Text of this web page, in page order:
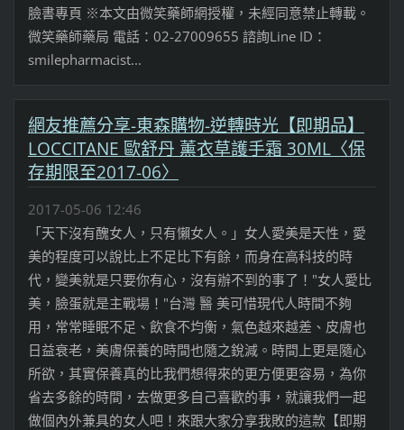
臉書專頁 ※本文由微笑藥師網授權，未經同意禁止轉載。
微笑藥師藥局 電話：02-27009655 諮詢Line ID：
smilepharmacist...
網友推薦分享-東森購物-逆轉時光【即期品】
LOCCITANE 歐舒丹 薰衣草護手霜 30ML〈保
存期限至2017-06〉
2017-05-06 12:46
「天下沒有醜女人，只有懶女人。」女人愛美是天性，愛
美的程度可以說比上不足比下有餘，而身在高科技的時
代，變美就是只要你有心，沒有辦不到的事了！"女人愛比
美，臉蛋就是主戰場！"台灣 醫 美可惜現代人時間不夠
用，常常睡眠不足、飲食不均衡，氣色越來越差、皮膚也
日益衰老，美膚保養的時間也隨之銳減。時間上更是隨心
所欲，其實保養真的比我們想得來的更方便更容易，為你
省去多餘的時間，去做更多自己喜歡的事，就讓我們一起
做個內外兼具的女人吧！來跟大家分享我敗的這款【即期